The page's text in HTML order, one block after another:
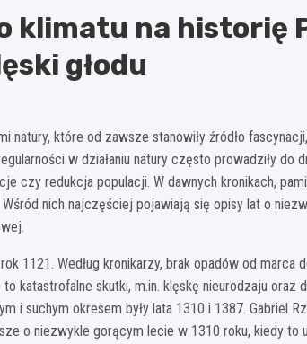
klimatu na historię
głodu
natury, które od zawsze stanowiły źródło
w działaniu natury często prowadziły do
czy redukcja populacji. W dawnych kronikach,
nich najczęściej pojawiają się opisy lat o
1121. Według kronikarzy, brak opadów od marca
katastrofalne skutki, m.in. klęskę nieurodzaju oraz
i suchym okresem były lata 1310 i 1387. Gabriel
o niezwykle gorącym lecie w 1310 roku, kiedy to